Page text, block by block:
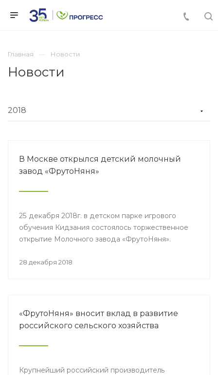
Главная Новости
Новости
В Москве открылся детский молочный
завод «ФрутоНяня»
25 декабря 2018г. в детском парке игрового
обучения Кидзания состоялось торжественное
открытие Молочного завода «ФрутоНяня».
28 декабря 2018
«ФрутоНяня» вносит вклад в развитие
российского сельского хозяйства
Крупнейший российский производитель